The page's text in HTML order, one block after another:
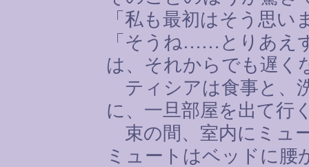
「私も最初はそう思い
「そうね …… とりあえ
は、それからでも遅く
ティシアは食事と、
に、一旦部屋を出て行
束の間、室内にミュ
ミュートはベッドに腰